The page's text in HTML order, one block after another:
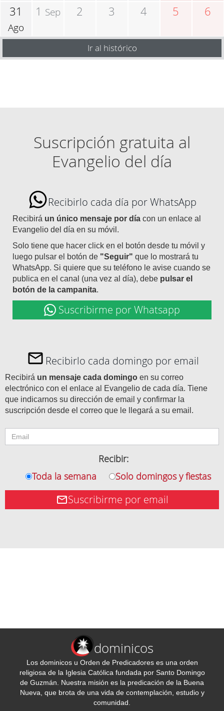
31
Ago
1 Sep 2 3 4 5 6
Ir al histórico
Suscripción gratuita al
Evangelio del día
Recibirlo cada día por WhatsApp
Recibirá un único mensaje por día con un enlace al
Evangelio del día en su móvil.
Solo tiene que hacer click en el botón desde tu móvil y
luego pulsar el botón de "Seguir" que lo mostrará tu
WhatsApp. Si quiere que su teléfono le avise cuando se
publica en el canal (una vez al día), debe pulsar el
botón de la campanita.
Suscribirme por Whatsapp
Recibirlo cada domingo por email
Recibirá un mensaje cada domingo en su correo
electrónico con el enlace al Evangelio de cada día. Tiene
que indicarnos su dirección de email y confirmar la
suscripción desde el correo que le llegará a su email.
Recibir:
Toda la semana
Solo domingos y fiestas
Suscribirme por email
dominicos
Los dominicos u Orden de Predicadores es una orden
religiosa de la Iglesia Católica fundada por Santo Domingo
de Guzmán. Nuestra misión es la predicación de la Buena
Nueva, que brota de una vida de contemplación, estudio y
comunidad.